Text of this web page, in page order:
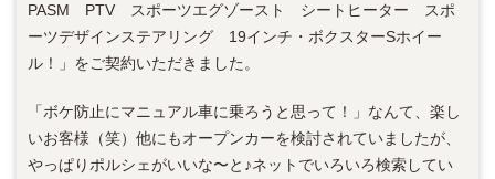
PASM PTV スポーツエグゾースト シートヒーター スポ
ーツデザインステアリング 19インチ・ボクスターSホイー
ル！」をご契約いただきました。
「ボケ防止にマニュアル車に乗ろうと思って！」なんて、楽し
いお客様（笑）他にもオープンカーを検討されていましたが、
やっぱりポルシェがいいな〜と♪ネットでいろいろ検索してい